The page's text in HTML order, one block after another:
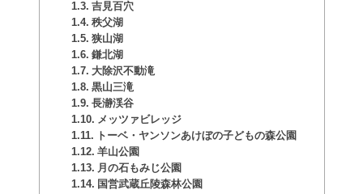
吉見百穴
秩父湖
狭山湖
鎌北湖
大除沢不動滝
黒山三滝
長瀞渓谷
メッツァビレッジ
トーベ・ヤンソンあけぼの子どもの森公園
羊山公園
月の石もみじ公園
国営武蔵丘陵森林公園